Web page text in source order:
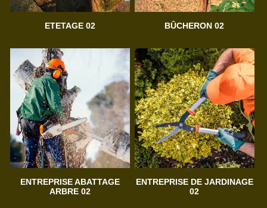
ETETAGE 02 BÛCHERON 02
ENTREPRISE ABATTAGE
ARBRE 02
ENTREPRISE DE JARDINAGE
02